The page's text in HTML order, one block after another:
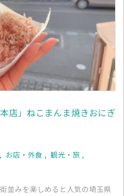
店」ねこまんま焼きおにぎ
, お店・外食 , 観光・旅 ,
並みを楽しめると人気の埼玉県